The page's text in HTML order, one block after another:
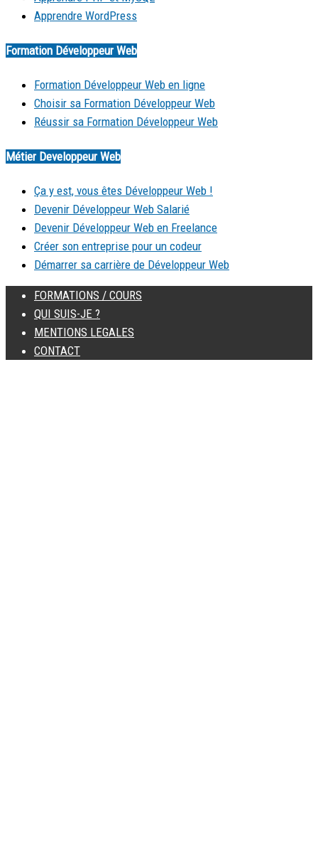
Apprendre WordPress
Formation Développeur Web
Formation Développeur Web en ligne
Choisir sa Formation Développeur Web
Réussir sa Formation Développeur Web
Métier Developpeur Web
Ça y est, vous êtes Développeur Web !
Devenir Développeur Web Salarié
Devenir Développeur Web en Freelance
Créer son entreprise pour un codeur
Démarrer sa carrière de Développeur Web
FORMATIONS / COURS
QUI SUIS-JE ?
MENTIONS LEGALES
CONTACT